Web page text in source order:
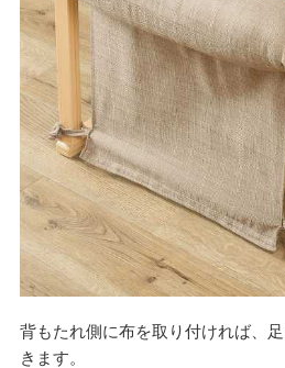
背もたれ側に布を取り付ければ、
きます。